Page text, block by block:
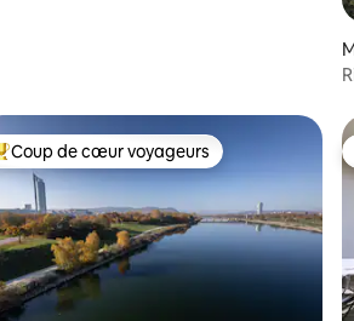
de cœur voyageurs parmi les plus aimés
Coup de cœur voyageurs